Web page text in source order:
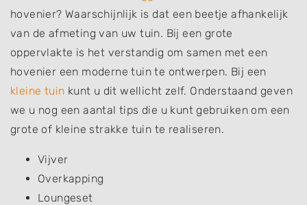
hovenier? Waarschijnlijk is dat een beetje afhankelijk
van de afmeting van uw tuin. Bij een grote
oppervlakte is het verstandig om samen met een
hovenier een moderne tuin te ontwerpen. Bij een
kleine tuin kunt u dit wellicht zelf. Onderstaand geven
we u nog een aantal tips die u kunt gebruiken om een
grote of kleine strakke tuin te realiseren.
Vijver
Overkapping
Loungeset